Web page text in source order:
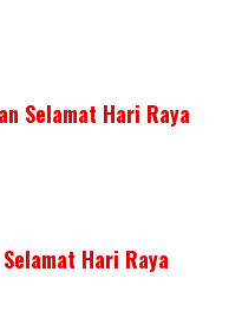
Selamat Hari Raya
Hari Raya